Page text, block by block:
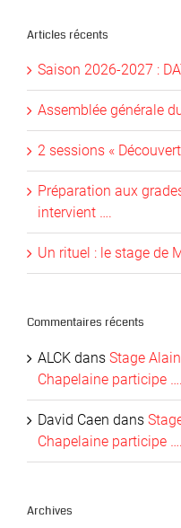
Articles récents
Saison 2026-2027 :
Assemblée générale
2 sessions «
Préparation aux
intervient ….
Un rituel : le stage de
Commentaires récents
ALCK dans Stage
Chapelaine participe ….
David Caen dans
Chapelaine participe ….
Archives